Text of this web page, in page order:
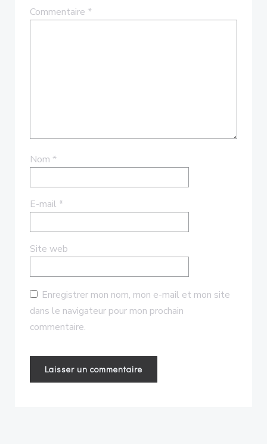
Commentaire *
Nom *
E-mail *
Site web
Enregistrer mon nom, mon e-mail et mon site
dans le navigateur pour mon prochain
commentaire.